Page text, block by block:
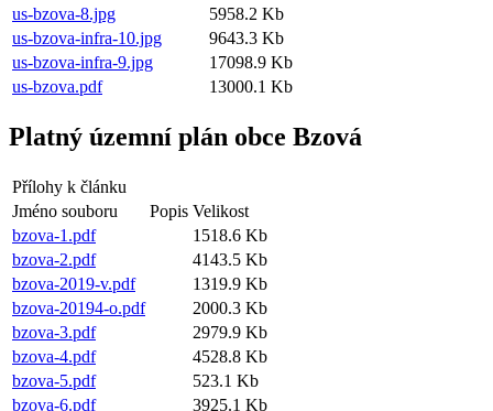
us-bzova-8.jpg
5958.2 Kb
us-bzova-infra-10.jpg
9643.3 Kb
us-bzova-infra-9.jpg
17098.9 Kb
us-bzova.pdf
13000.1 Kb
Platný územní plán obce Bzová
Přílohy k článku
Jméno souboru
Popis Velikost
bzova-1.pdf
1518.6 Kb
bzova-2.pdf
4143.5 Kb
bzova-2019-v.pdf
1319.9 Kb
bzova-20194-o.pdf
2000.3 Kb
bzova-3.pdf
2979.9 Kb
bzova-4.pdf
4528.8 Kb
bzova-5.pdf
523.1 Kb
bzova-6.pdf
3925.1 Kb